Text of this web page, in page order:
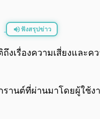
ฟังสรุปข่าว
เรื่องความเสี่ยงและ
านต์ที่ผ่านมาโดยผู้ใช้ง